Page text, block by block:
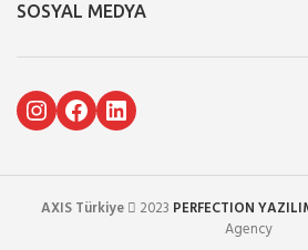
SOSYAL MEDYA
Instagram
Facebook
LinkedIn
AXIS Türkiye 2023 PERFECTION
Agency